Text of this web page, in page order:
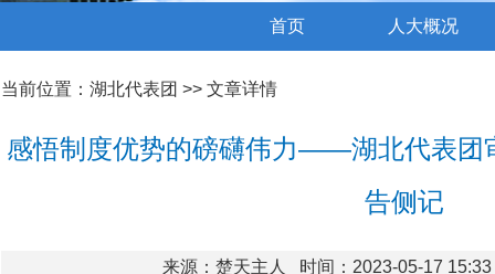
首页 人大概况
当前位置： 湖北代表团 >> 文章详情
感悟制度优势的磅礴伟力——湖北代表团
告侧记
来源：楚天主人 时间：2023-05-17 15:33